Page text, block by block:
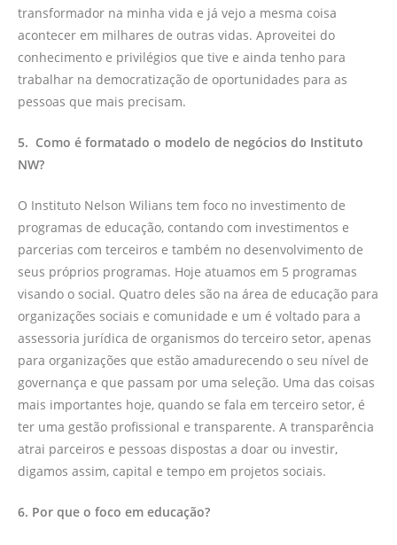
transformador na minha vida e já vejo a mesma coisa
acontecer em milhares de outras vidas. Aproveitei do
conhecimento e privilégios que tive e ainda tenho para
trabalhar na democratização de oportunidades para as
pessoas que mais precisam.
5. Como é formatado o modelo de negócios do Instituto
NW?
O Instituto Nelson Wilians tem foco no investimento de
programas de educação, contando com investimentos e
parcerias com terceiros e também no desenvolvimento de
seus próprios programas. Hoje atuamos em 5 programas
visando o social. Quatro deles são na área de educação para
organizações sociais e comunidade e um é voltado para a
assessoria jurídica de organismos do terceiro setor, apenas
para organizações que estão amadurecendo o seu nível de
governança e que passam por uma seleção. Uma das coisas
mais importantes hoje, quando se fala em terceiro setor, é
ter uma gestão profissional e transparente. A transparência
atrai parceiros e pessoas dispostas a doar ou investir,
digamos assim, capital e tempo em projetos sociais.
6. Por que o foco em educação?